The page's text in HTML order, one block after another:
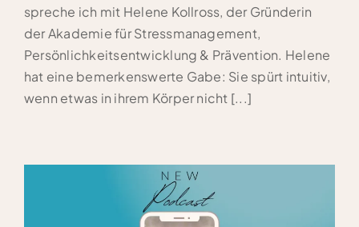
spreche ich mit Helene Kollross, der Gründerin
der Akademie für Stressmanagement,
Persönlichkeitsentwicklung & Prävention. Helene
hat eine bemerkenswerte Gabe: Sie spürt intuitiv,
wenn etwas in ihrem Körper nicht [...]